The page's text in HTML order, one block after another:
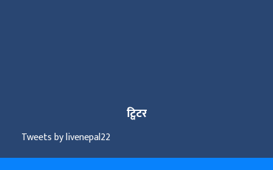
ट्विटर
Tweets by livenepal22